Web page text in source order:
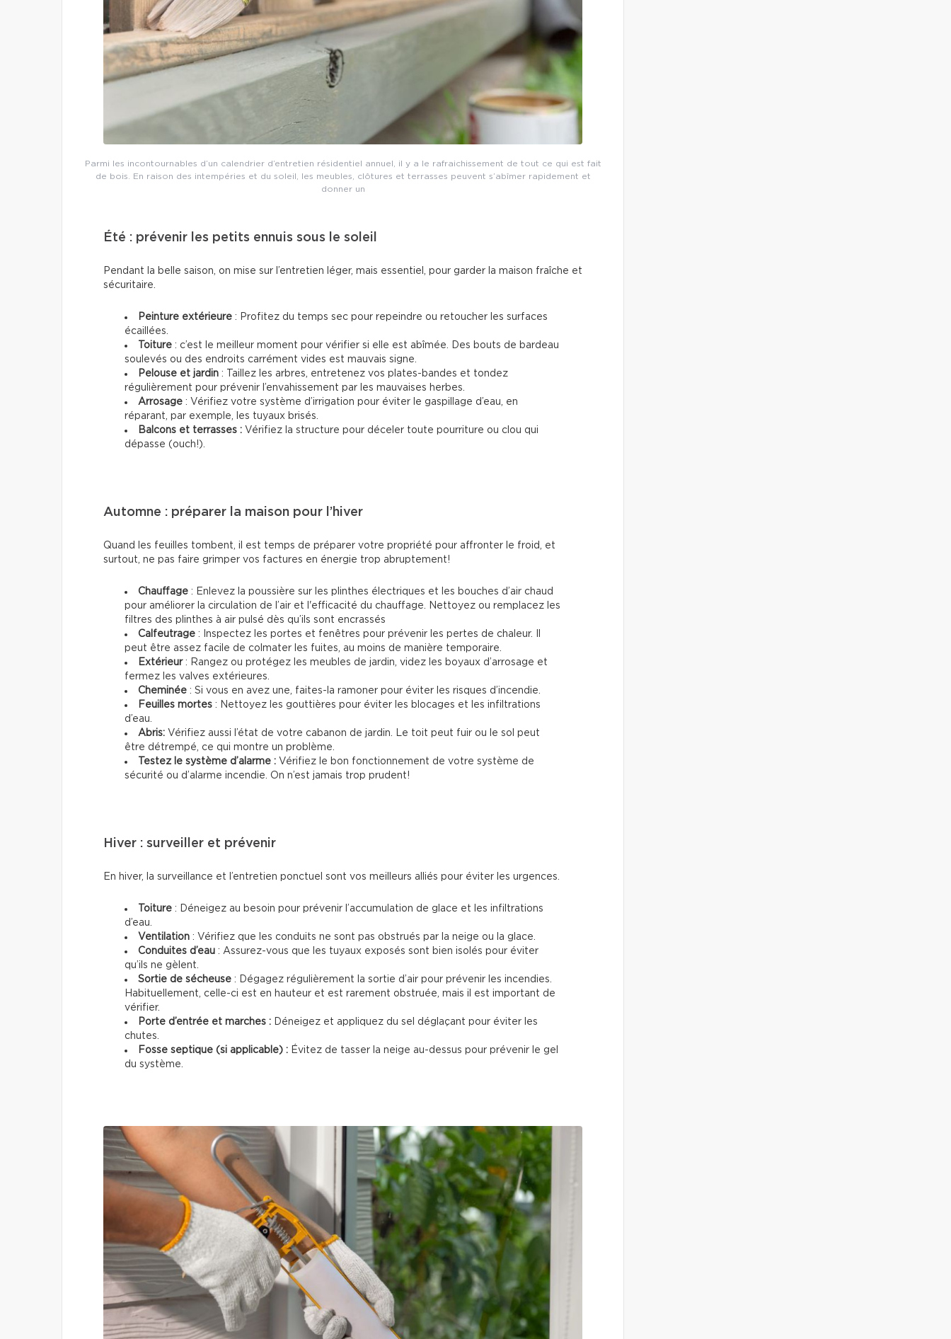
Parmi les incontournables d’un calendrier d’entretien résidentiel annuel, il y a le rafraichissement de tout ce qui est fait
de bois. En raison des intempéries et du soleil, les meubles, clôtures et terrasses peuvent s’abîmer rapidement et
donner un
Été : prévenir les petits ennuis sous le soleil
Pendant la belle saison, on mise sur l’entretien léger, mais essentiel, pour garder la maison fraîche et
sécuritaire.
Peinture extérieure : Profitez du temps sec pour repeindre ou retoucher les surfaces
écaillées.
Toiture : c’est le meilleur moment pour vérifier si elle est abîmée. Des bouts de bardeau
soulevés ou des endroits carrément vides est mauvais signe.
Pelouse et jardin : Taillez les arbres, entretenez vos plates-bandes et tondez
régulièrement pour prévenir l’envahissement par les mauvaises herbes.
Arrosage : Vérifiez votre système d’irrigation pour éviter le gaspillage d’eau, en
réparant, par exemple, les tuyaux brisés.
Balcons et terrasses : Vérifiez la structure pour déceler toute pourriture ou clou qui
dépasse (ouch!).
Automne : préparer la maison pour l’hiver
Quand les feuilles tombent, il est temps de préparer votre propriété pour affronter le froid, et
surtout, ne pas faire grimper vos factures en énergie trop abruptement!
Chauffage : Enlevez la poussière sur les plinthes électriques et les bouches d’air chaud
pour améliorer la circulation de l’air et l'efficacité du chauffage. Nettoyez ou remplacez les
filtres des plinthes à air pulsé dès qu’ils sont encrassés
Calfeutrage : Inspectez les portes et fenêtres pour prévenir les pertes de chaleur. Il
peut être assez facile de colmater les fuites, au moins de manière temporaire.
Extérieur: Rangez ou protégez les meubles de jardin, videz les boyaux d’arrosage et
fermez les valves extérieures.
Cheminée : Si vous en avez une, faites-la ramoner pour éviter les risques d’incendie.
Feuilles mortes : Nettoyez les gouttières pour éviter les blocages et les infiltrations
d’eau.
Abris: Vérifiez aussi l’état de votre cabanon de jardin. Le toit peut fuir ou le sol peut
être détrempé, ce qui montre un problème.
Testez le système d’alarme : Vérifiez le bon fonctionnement de votre système de
sécurité ou d’alarme incendie. On n’est jamais trop prudent!
Hiver : surveiller et prévenir
En hiver, la surveillance et l’entretien ponctuel sont vos meilleurs alliés pour éviter les urgences.
Toiture : Déneigez au besoin pour prévenir l’accumulation de glace et les infiltrations
d’eau.
Ventilation : Vérifiez que les conduits ne sont pas obstrués par la neige ou la glace.
Conduites d’eau : Assurez-vous que les tuyaux exposés sont bien isolés pour éviter
qu’ils ne gèlent.
Sortie de sécheuse : Dégagez régulièrement la sortie d’air pour prévenir les incendies.
Habituellement, celle-ci est en hauteur et est rarement obstruée, mais il est important de
vérifier.
Porte d’entrée et marches : Déneigez et appliquez du sel déglaçant pour éviter les
chutes.
Fosse septique (si applicable) : Évitez de tasser la neige au-dessus pour prévenir le gel
du système.